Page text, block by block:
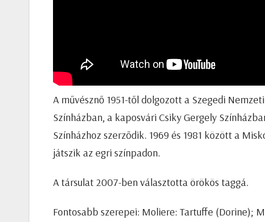
A művésznő 1951-től dolgozott a Szegedi
Színházban, a kaposvári Csiky Gergely
Színházhoz szerződik. 1969 és 1981 között a
játszik az egri színpadon.
A társulat 2007-ben választotta örökös taggá.
Fontosabb szerepei: Moliere: Tartuffe (Dorine);